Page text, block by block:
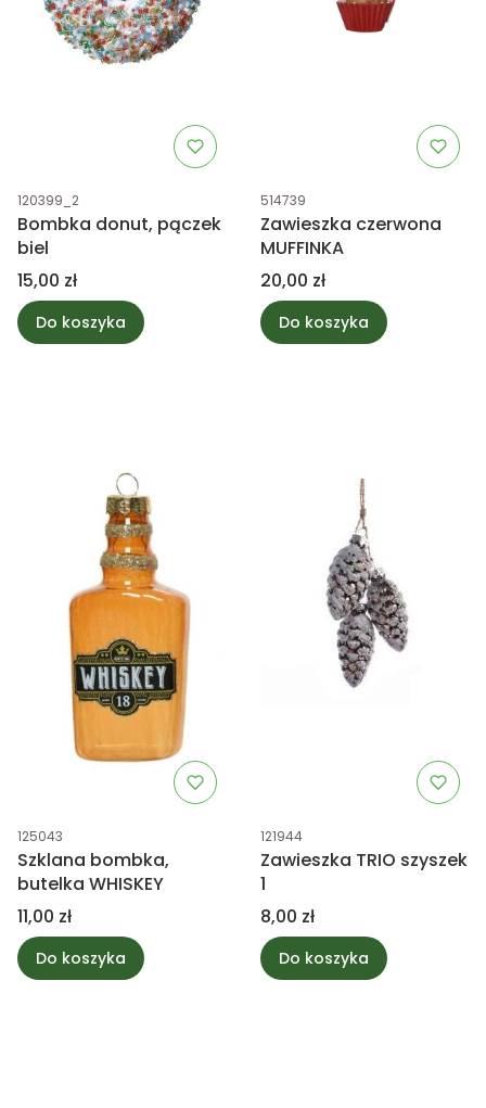
Kod produktu
120399_2
Bombka donut, pączek
biel
Cena
15,00 zł
Do koszyka
Kod produktu
514739
Zawieszka czerwona
MUFFINKA
Cena
20,00 zł
Do koszyka
Kod produktu
125043
Szklana bombka,
butelka WHISKEY
Cena
11,00 zł
Do koszyka
Kod produktu
121944
Zawieszka TRIO szyszek
1
Cena
8,00 zł
Do koszyka